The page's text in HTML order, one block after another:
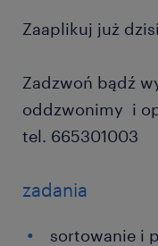
Zaaplikuj już
Zadzwoń bądź
oddzwonimy i
tel. 665301003
zadania
sortowanie i